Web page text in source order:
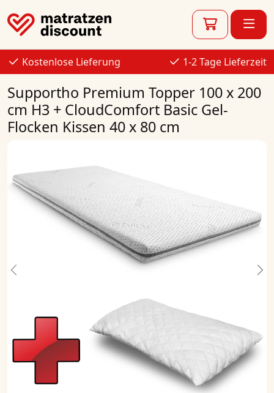
Kostenlose Lieferung 1-2 Tage Lieferzeit
Supportho Premium Topper 100 x 200
cm H3 + CloudComfort Basic Gel-
Flocken Kissen 40 x 80 cm
Previous